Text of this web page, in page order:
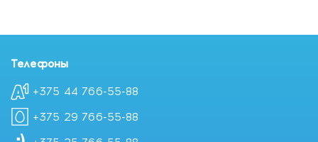
Телефоны
+375 44 766-55-88
+375 29 766-55-88